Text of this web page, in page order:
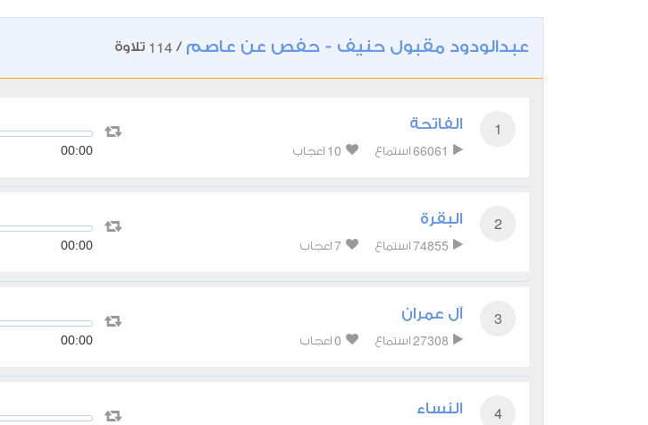
عبدالودود مقبول حنيف - حفص عن عاصم /
114 تلاوة
1 الفاتحة
66061 استماع 10 اعجاب 00:00
2 البقرة
74855 استماع 7 اعجاب 00:00
3 آل عمران
27308 استماع 0 اعجاب 00:00
4 النساء